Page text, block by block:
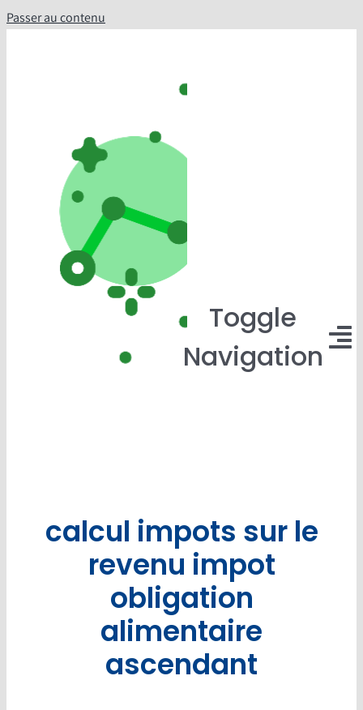
Passer au contenu
Toggle
Navigation
calcul impots sur le
revenu impot
obligation
alimentaire
ascendant